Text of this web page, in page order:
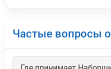
Частые вопросы